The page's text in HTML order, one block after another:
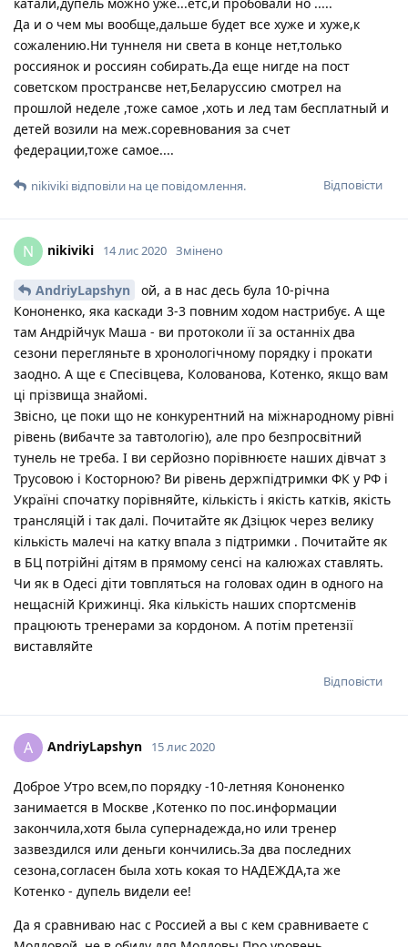
Да и о чем мы вообще,дальше будет все хуже и хуже,к
сожалению.Ни туннеля ни света в конце нет,только
россиянок и россиян собирать.Да еще нигде на пост
советском пространсве нет,Беларуссию смотрел на
прошлой неделе ,тоже самое ,хоть и лед там бесплатный и
детей возили на меж.соревнования за счет
федерации,тоже самое....
Відповісти
nikiviki відповіли на це повідомлення.
N nikiviki 14 лис 2020 Змінено
AndriyLapshyn
ой, а в нас десь була 10-річна
Кононенко, яка каскади 3-3 повним ходом настрибує. А ще
там Андрійчук Маша - ви протоколи її за останніх два
сезони перегляньте в хронологічному порядку і прокати
заодно. А ще є Спесівцева, Колованова, Котенко, якщо вам
ці прізвища знайомі.
Звісно, це поки що не конкурентний на міжнародному рівні
рівень (вибачте за тавтологію), але про безпросвітний
тунель не треба. І ви серйозно порівнюєте наших дівчат з
Трусовою і Косторною? Ви рівень держпідтримки ФК у РФ і
Україні спочатку порівняйте, кількість і якість катків, якість
трансляцій і так далі. Почитайте як Дзіцюк через велику
кількість малечі на катку впала з підтримки . Почитайте як
в БЦ потрійні дітям в прямому сенсі на калюжах ставлять.
Чи як в Одесі діти товпляться на головах один в одного на
нещасній Крижинці. Яка кількість наших спортсменів
працюють тренерами за кордоном. А потім претензії
виставляйте
Відповісти
A AndriyLapshyn 15 лис 2020
Доброе Утро всем,по порядку -10-летняя Кононенко
занимается в Москве ,Котенко по пос.информации
закончила,хотя была супернадежда,но или тренер
зазвездился или деньги кончились.За два последних
сезона,согласен была хоть кокая то НАДЕЖДА,та же
Котенко - дупель видели ее!
Да я сравниваю нас с Россией а вы с кем сравниваете с